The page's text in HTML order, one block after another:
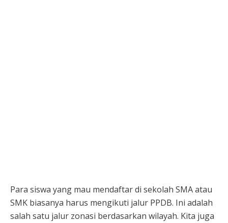
Para siswa yang mau mendaftar di sekolah SMA atau
SMK biasanya harus mengikuti jalur PPDB. Ini adalah
salah satu jalur zonasi berdasarkan wilayah. Kita juga